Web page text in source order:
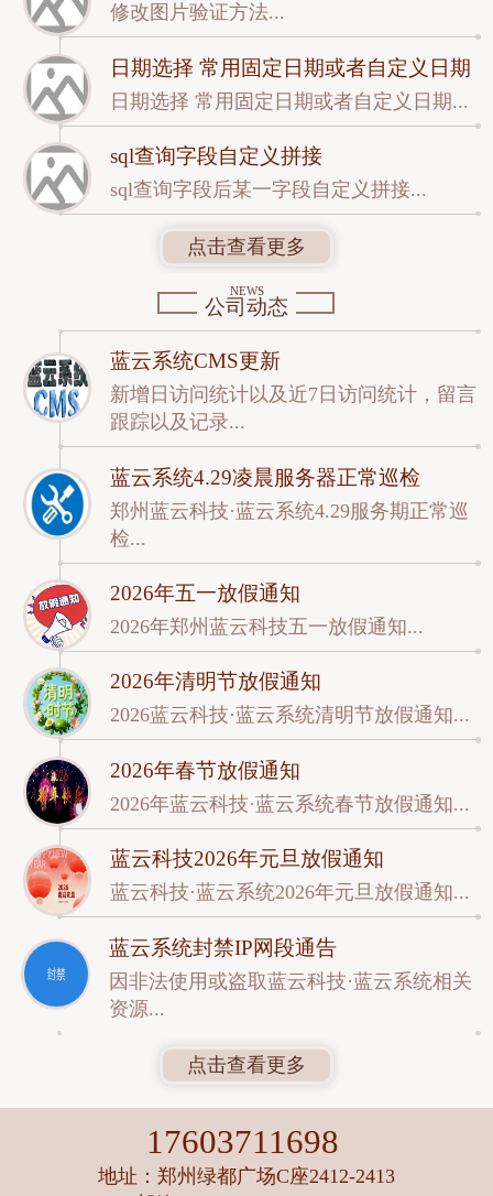
修改图片验证方法...
日期选择 常用固定日期或者自定义日期
日期选择 常用固定日期或者自定义日期...
sql查询字段自定义拼接
sql查询字段后某一字段自定义拼接...
点击查看更多
NEWS
公司动态
蓝云系统CMS更新
新增日访问统计以及近7日访问统计，留言
跟踪以及记录...
蓝云系统4.29凌晨服务器正常巡检
郑州蓝云科技·蓝云系统4.29服务期正常巡
检...
2026年五一放假通知
2026年郑州蓝云科技五一放假通知...
2026年清明节放假通知
2026蓝云科技·蓝云系统清明节放假通知...
2026年春节放假通知
2026年蓝云科技·蓝云系统春节放假通知...
蓝云科技2026年元旦放假通知
蓝云科技·蓝云系统2026年元旦放假通知...
蓝云系统封禁IP网段通告
因非法使用或盗取蓝云科技·蓝云系统相关
资源...
点击查看更多
17603711698
地址：郑州绿都广场C座2412-2413